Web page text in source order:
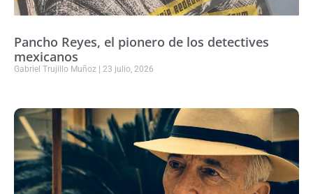
Pancho Reyes, el pionero de los detectives
mexicanos
Gabriel Trujillo Muñoz 23 julio, 2026